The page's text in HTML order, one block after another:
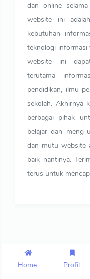
Home Profil
dan online
website ini
kebutuhan
teknologi informasi
website ini
terutama
pendidikan, ilmu
sekolah. Akhirnya
berbagai pihak
belajar dan meng-
dan mutu website
baik nantinya.
terus untuk
Copyright © 2026